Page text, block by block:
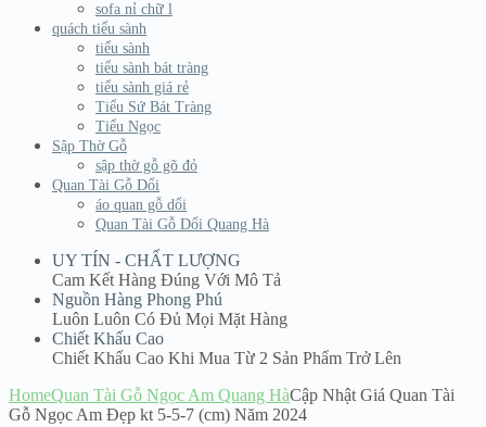
sofa nỉ chữ l
quách tiểu sành
tiểu sành
tiểu sành bát tràng
tiểu sành giá rẻ
Tiểu Sứ Bát Tràng
Tiểu Ngọc
Sập Thờ Gỗ
sập thờ gỗ gõ đỏ
Quan Tài Gỗ Dổi
áo quan gỗ dổi
Quan Tài Gỗ Dổi Quang Hà
UY TÍN - CHẤT LƯỢNG
Cam Kết Hàng Đúng Với Mô Tả
Nguồn Hàng Phong Phú
Luôn Luôn Có Đủ Mọi Mặt Hàng
Chiết Khấu Cao
Chiết Khấu Cao Khi Mua Từ 2 Sản Phẩm Trở Lên
HomeQuan Tài Gỗ Ngọc Am Quang HàCập Nhật Giá Quan Tài
Gỗ Ngọc Am Đẹp kt 5-5-7 (cm) Năm 2024